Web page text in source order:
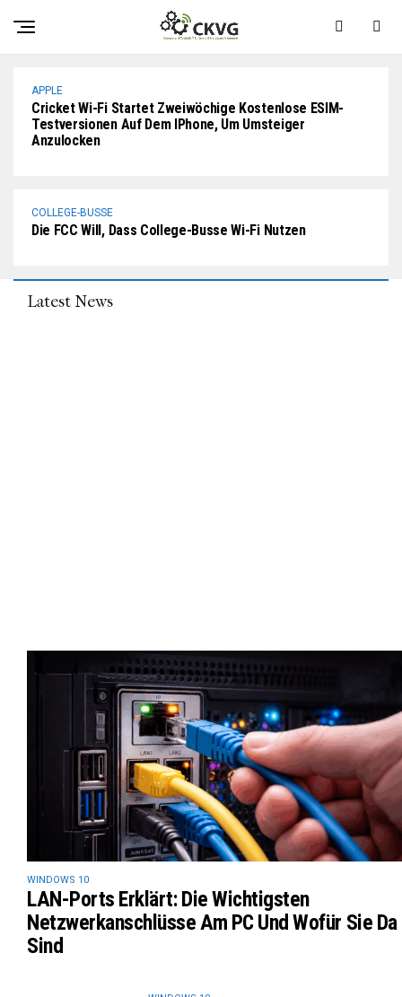
Das IPhone 15 Wi-Fi 6E Bietet Mehr Kapazität, Weniger
Interferenzen Und Größeres Video-Streaming
APPLE
Cricket Wi-Fi Startet Zweiwöchige Kostenlose ESIM-
Testversionen Auf Dem IPhone, Um Umsteiger
Anzulocken
COLLEGE-BUSSE
Die FCC Will, Dass College-Busse Wi-Fi Nutzen
Latest News
WINDOWS 10
LAN-Ports Erklärt: Die Wichtigsten
Netzwerkanschlüsse Am PC Und Wofür Sie Da
Sind